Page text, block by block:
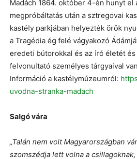
Madách 1864. október 4-én hunyt el
megpróbáltatás után a sztregovai
kastély parkjában helyezték örök
a Tragédia ég felé vágyakozó
eredeti bútorokkal és az író életét és
felvonultató személyes tárgyaival
Információ a kastélymúzeumról:
uvodna-stranka-madach
Salgó vára
„Talán nem volt Magyarországban
szomszédja lett volna a